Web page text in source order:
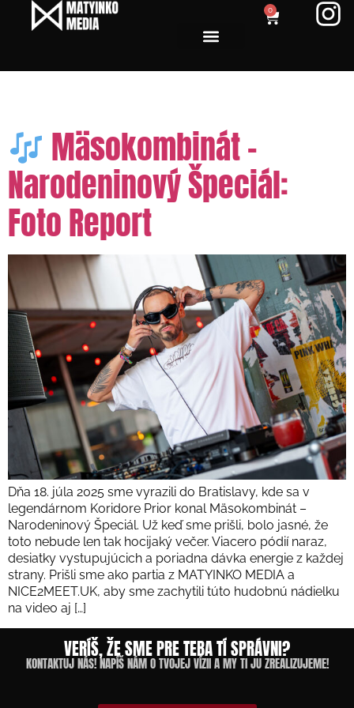
0
Mäsokombinát –
Narodeninový Špeciál:
Foto Report
Dňa 18. júla 2025 sme vyrazili do Bratislavy, kde sa v
legendárnom Koridore Prior konal Mäsokombinát –
Narodeninový Špeciál. Už keď sme prišli, bolo jasné, že
toto nebude len tak hocijaký večer. Viacero pódií naraz,
desiatky vystupujúcich a poriadna dávka energie z každej
strany. Prišli sme ako partia z MATYINKO MEDIA a
NICE2MEET.UK, aby sme zachytili túto hudobnú nádielku
na video aj […]
VERÍŠ, ŽE SME PRE TEBA TÍ SPRÁVNI?
KONTAKTUJ NÁS! NAPÍŠ NÁM O TVOJEJ VÍZII A MY TI JU ZREALIZUJEME!